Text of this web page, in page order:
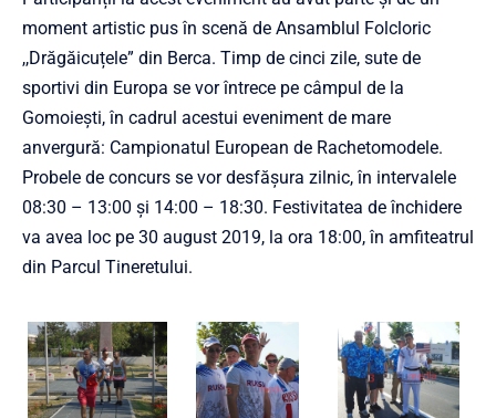
moment artistic pus în scenă de Ansamblul Folcloric
,,Drăgăicuțele” din Berca. Timp de cinci zile, sute de
sportivi din Europa se vor întrece pe câmpul de la
Gomoiești, în cadrul acestui eveniment de mare
anvergură: Campionatul European de Rachetomodele.
Probele de concurs se vor desfășura zilnic, în intervalele
08:30 – 13:00 și 14:00 – 18:30. Festivitatea de închidere
va avea loc pe 30 august 2019, la ora 18:00, în amfiteatrul
din Parcul Tineretului.